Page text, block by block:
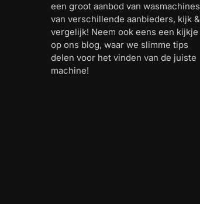
een groot aanbod van wasmachines
van verschillende aanbieders, kijk &
vergelijk! Neem ook eens een kijkje
op ons blog, waar we slimme tips
delen voor het vinden van de juiste
machine!